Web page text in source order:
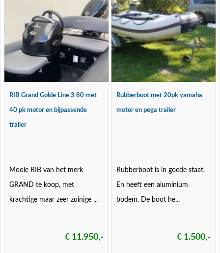
RIB Grand Golde Line 3 80 met
40 pk motor en bijpassende
trailer
Mooie RIB van het merk
GRAND te koop, met
krachtige maar zeer zuinige ...
€ 11.950,-
Rubberboot met 20pk yamaha
motor en pega trailer
Rubberboot is in goede staat.
En heeft een aluminium
bodem. De boot he...
€ 1.500,-